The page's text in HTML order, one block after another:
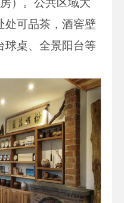
）。公共区域大
处可品茶，酒窖壁
球桌、全景阳台等